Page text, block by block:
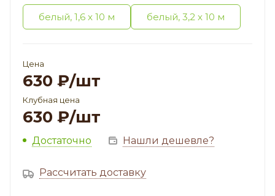
белый, 1,6 х 10 м
белый, 3,2 х 10 м
Цена
630 ₽/шт
Клубная цена
630 ₽/шт
Достаточно Нашли дешевле?
Рассчитать доставку